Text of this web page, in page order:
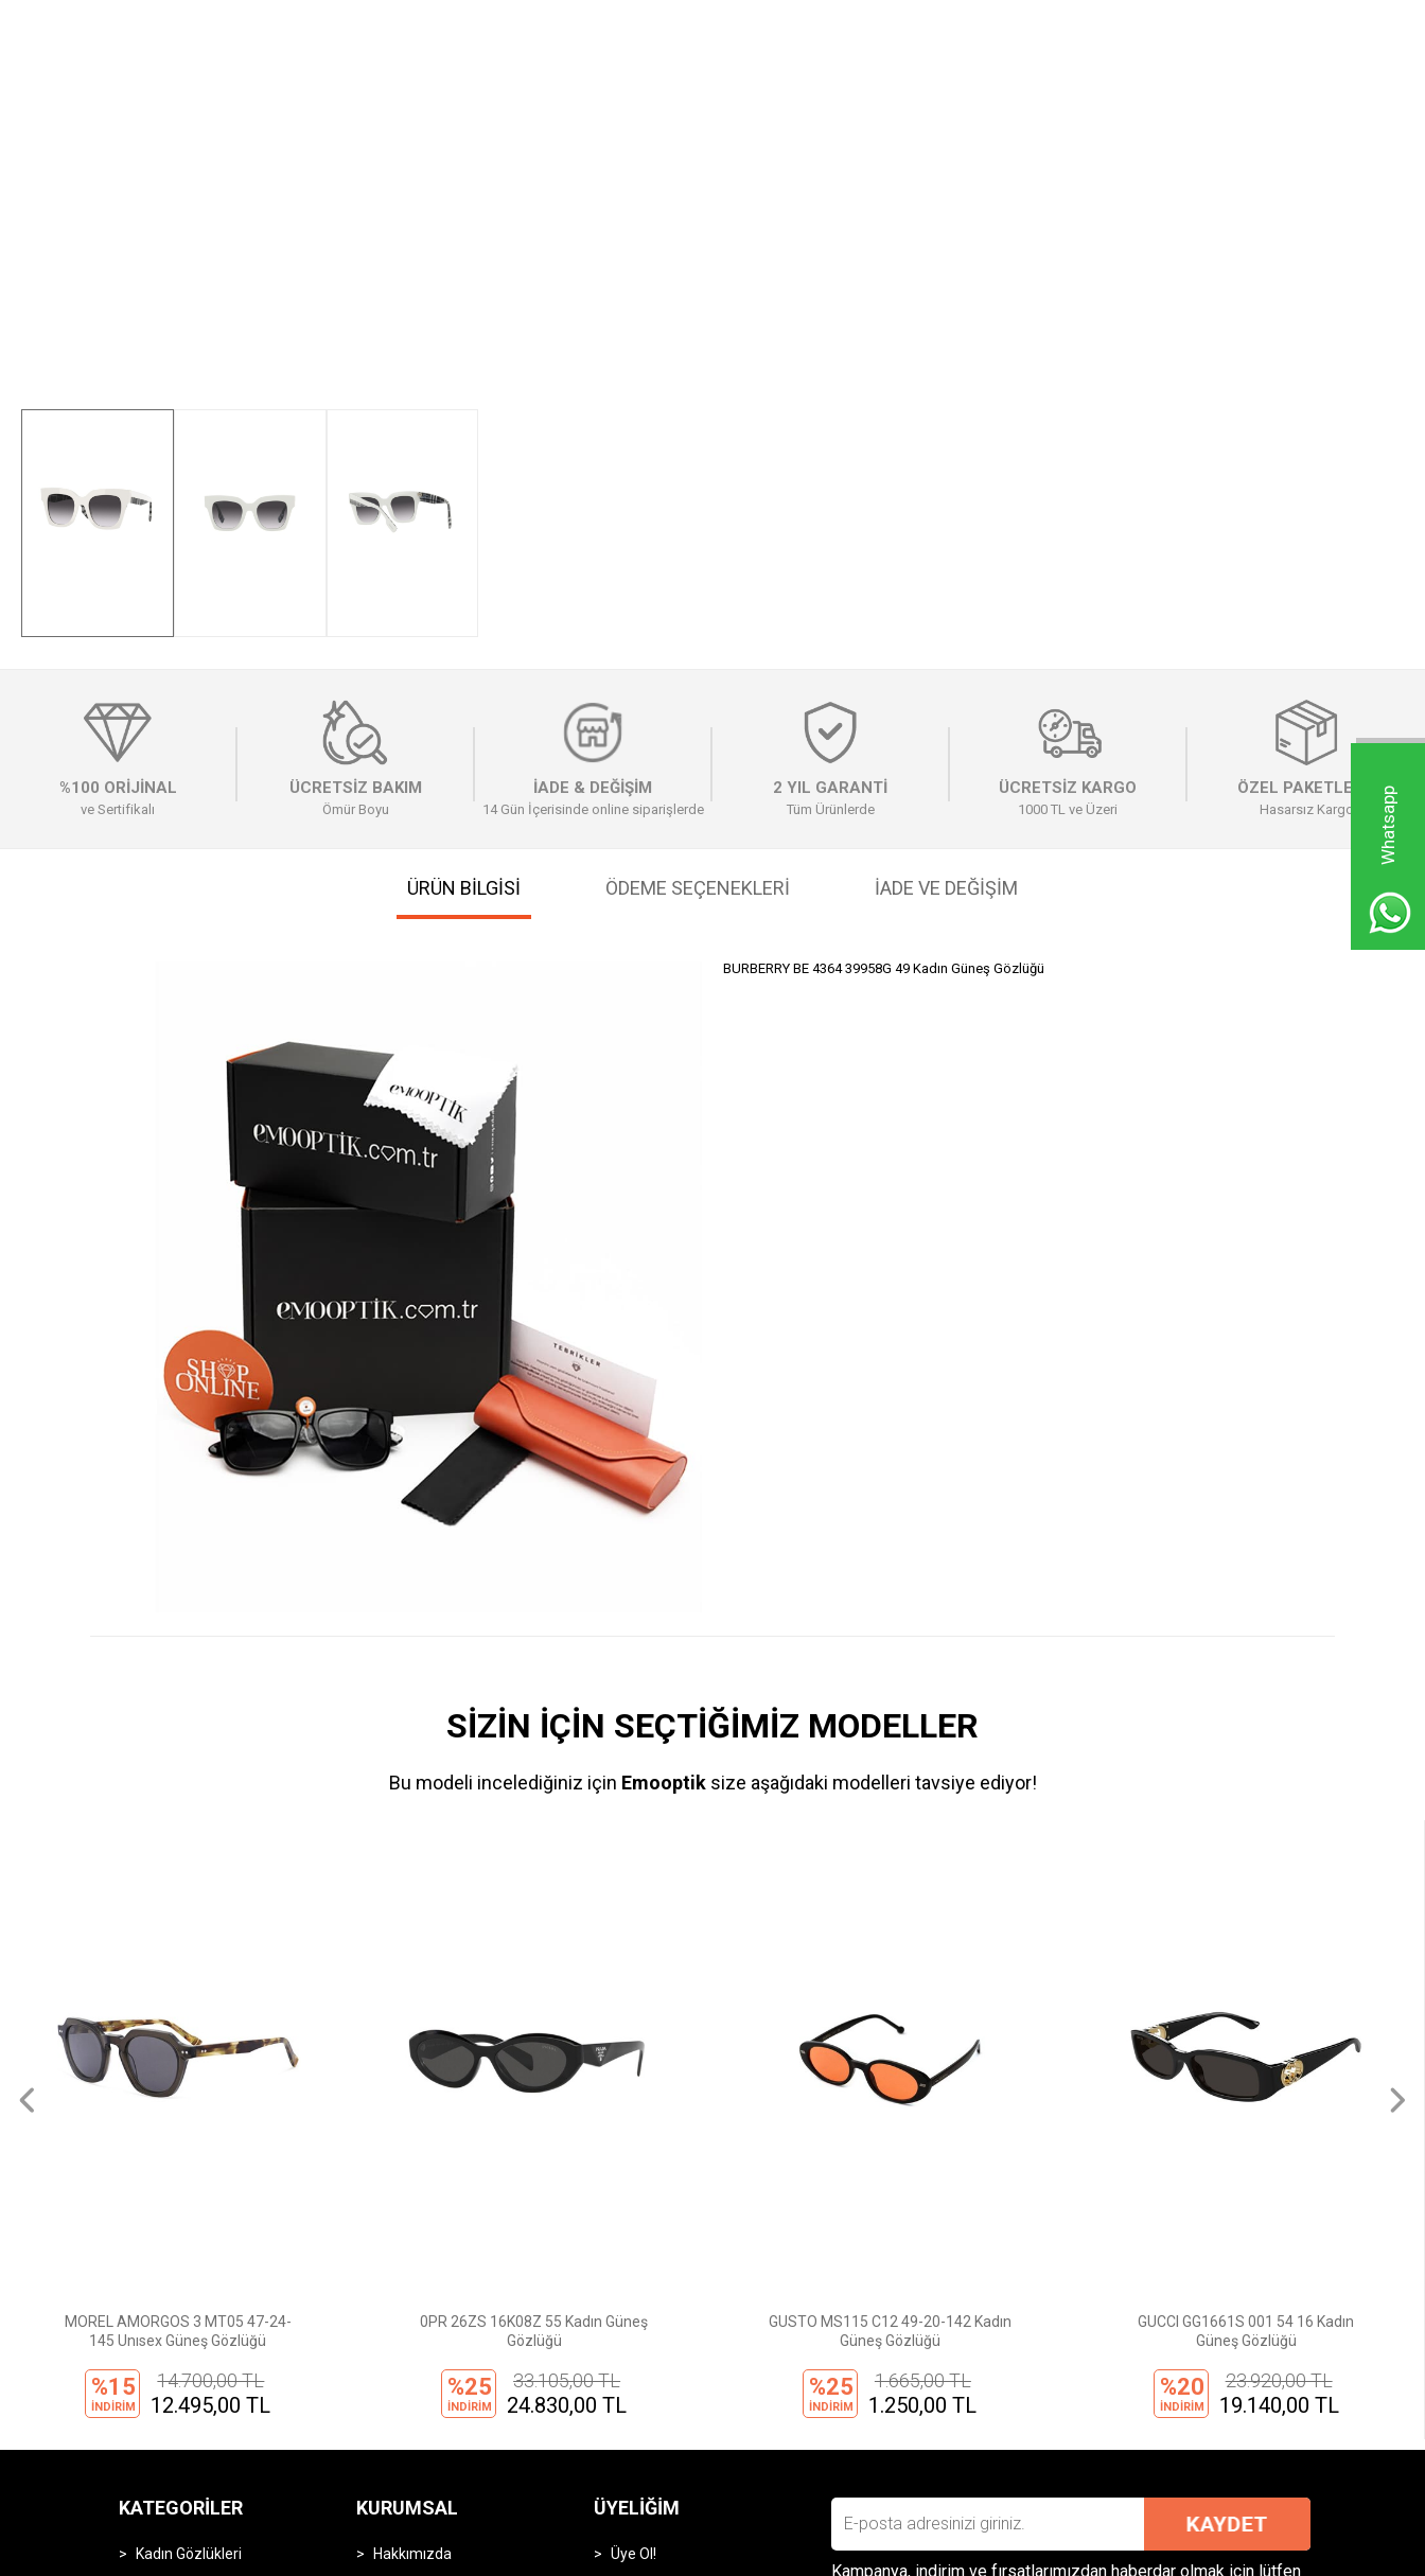
W
h
a
t
s
a
p
p
D
e
s
t
e
k
H
a
t
t
%100 ORİJİNAL
ve Sertifikalı
ÜCRETSİZ BAKIM
Ömür Boyu
İADE & DEĞİŞİM
14 Gün İçerisinde online siparişlerde
2 YIL GARANTİ
Tüm Ürünlerde
ÜCRETSİZ KARGO
1000 TL ve Üzeri
ÖZEL PAKETLEME
Hasarsız Kargo
ÜRÜN BİLGİSİ ÖDEME SEÇENEKLERI İADE VE DEĞİŞİM
BURBERRY BE 4364 39958G 49 Kadın Güneş Gözlüğü
SİZİN İÇİN SEÇTİĞİMİZ MODELLER
Bu modeli incelediğiniz için Emooptik size aşağıdaki modelleri tavsiye ediyor!
MOREL AMORGOS 3 MT05 47-24-
145 Unısex Güneş Gözlüğü
%15
İNDİRİM
14.700,00 TL
12.495,00 TL
0PR 26ZS 16K08Z 55 Kadın Güneş
Gözlüğü
%25
İNDİRİM
33.105,00 TL
24.830,00 TL
GUSTO MS115 C12 49-20-142 Kadın
Güneş Gözlüğü
%25
İNDİRİM
1.665,00 TL
1.250,00 TL
GUCCI GG1661S 001 54 16 Kadın
Güneş Gözlüğü
%20
İNDİRİM
23.920,00 TL
19.140,00 TL
KATEGORILER
Kadın Gözlükleri
KURUMSAL
Hakkımızda
ÜYELIĞIM
Üye Ol!
Kampanya, indirim ve fırsatlarımızdan haberdar olmak için lütfen